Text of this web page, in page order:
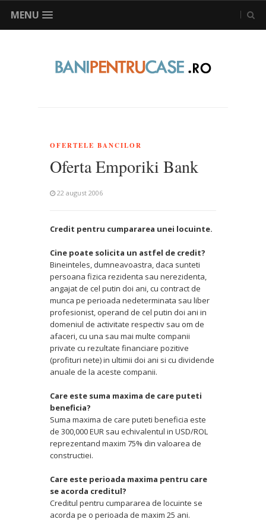
MENU
OFERTELE BANCILOR
Oferta Emporiki Bank
22 august 2006
Credit pentru cumpararea unei locuinte.
Cine poate solicita un astfel de credit?
Bineinteles, dumneavoastra, daca sunteti
persoana fizica rezidenta sau nerezidenta,
angajat de cel putin doi ani, cu contract de
munca pe perioada nedeterminata sau liber
profesionist, operand de cel putin doi ani in
domeniul de activitate respectiv sau om de
afaceri, cu una sau mai multe companii
private cu rezultate financiare pozitive
(profituri nete) in ultimii doi ani si cu dividende
anuale de la aceste companii.
Care este suma maxima de care puteti
beneficia?
Suma maxima de care puteti beneficia este
de 300,000 EUR sau echivalentul in USD/ROL
reprezentand maxim 75% din valoarea de
constructiei.
Care este perioada maxima pentru care
se acorda creditul?
Creditul pentru cumpararea de locuinte se
acorda pe o perioada de maxim 25 ani.